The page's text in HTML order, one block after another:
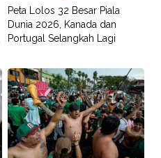
Peta Lolos 32 Besar Piala
Dunia 2026, Kanada dan
Portugal Selangkah Lagi